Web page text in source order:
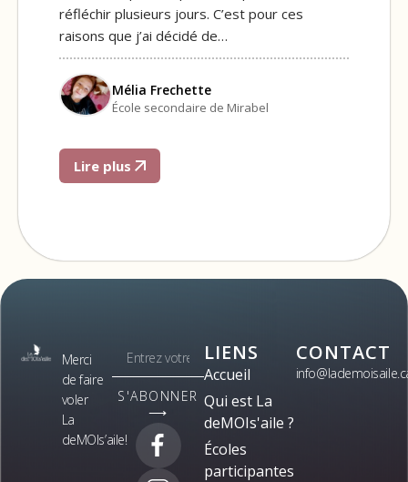
réfléchir plusieurs jours. C’est pour ces
raisons que j’ai décidé de…
Mélia Frechette
École secondaire de Mirabel
Lire plus
Merci
de faire
voler
La
deMOIs’aile!
S'ABONNER
⟶
LIENS
Accueil
Qui est La
deMOIs'aile ?
Écoles
participantes
CONTACT